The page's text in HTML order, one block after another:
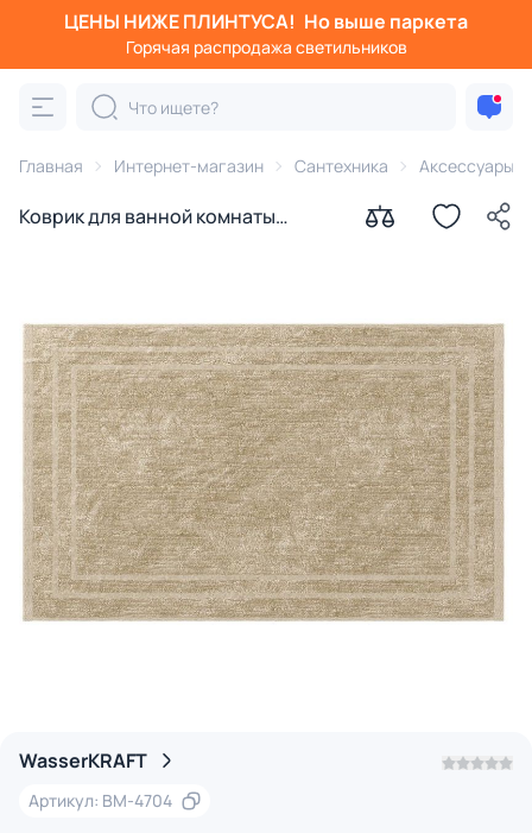
ЦЕНЫ НИЖЕ ПЛИНТУСА! Но выше паркета
Горячая распродажа светильников
Главная Интернет-магазин Сантехника Аксессуары
Коврик для ванной комнаты
WasserKRAFT
Артикул: BM-4704